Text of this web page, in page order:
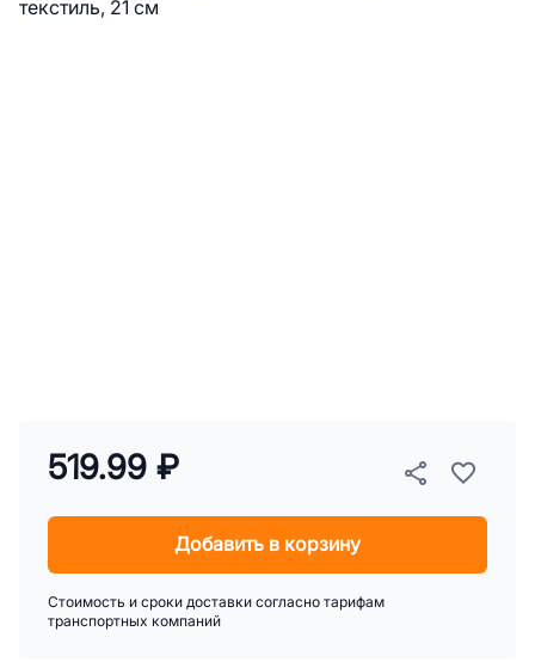
519.99 ₽
Добавить в корзину
Стоимость и сроки доставки согласно тарифам
транспортных компаний